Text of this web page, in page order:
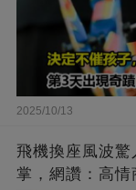
2025/10/13
飛機換座風波
掌，網讚：高情